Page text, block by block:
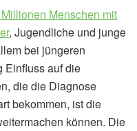
Menschen mit
, Jugendliche und junge
bei jüngeren
Einfluss auf die
die die Diagnose
bekommen, ist die
können. Die